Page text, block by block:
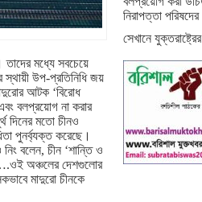
নিরাপত্তা
সেখানে
তাদের মধ্যে সবচেয়ে
স্থায়ী উপ-প্রতিনিধি জয়
আটক ‘বিরোধ
বলপ্রয়োগ না করার
দিনের মতো চীনও
পুনর্ব্যক্ত করেছে।
নিং বলেন, চীন ‘শান্তি ও
অঞ্চলের দেশগুলোর
মাদুরো চীনকে